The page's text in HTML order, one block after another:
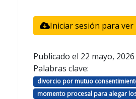
Iniciar sesión para ver
Publicado el 22 mayo, 2026
Palabras clave:
divorcio por mutuo
momento procesal para alegar